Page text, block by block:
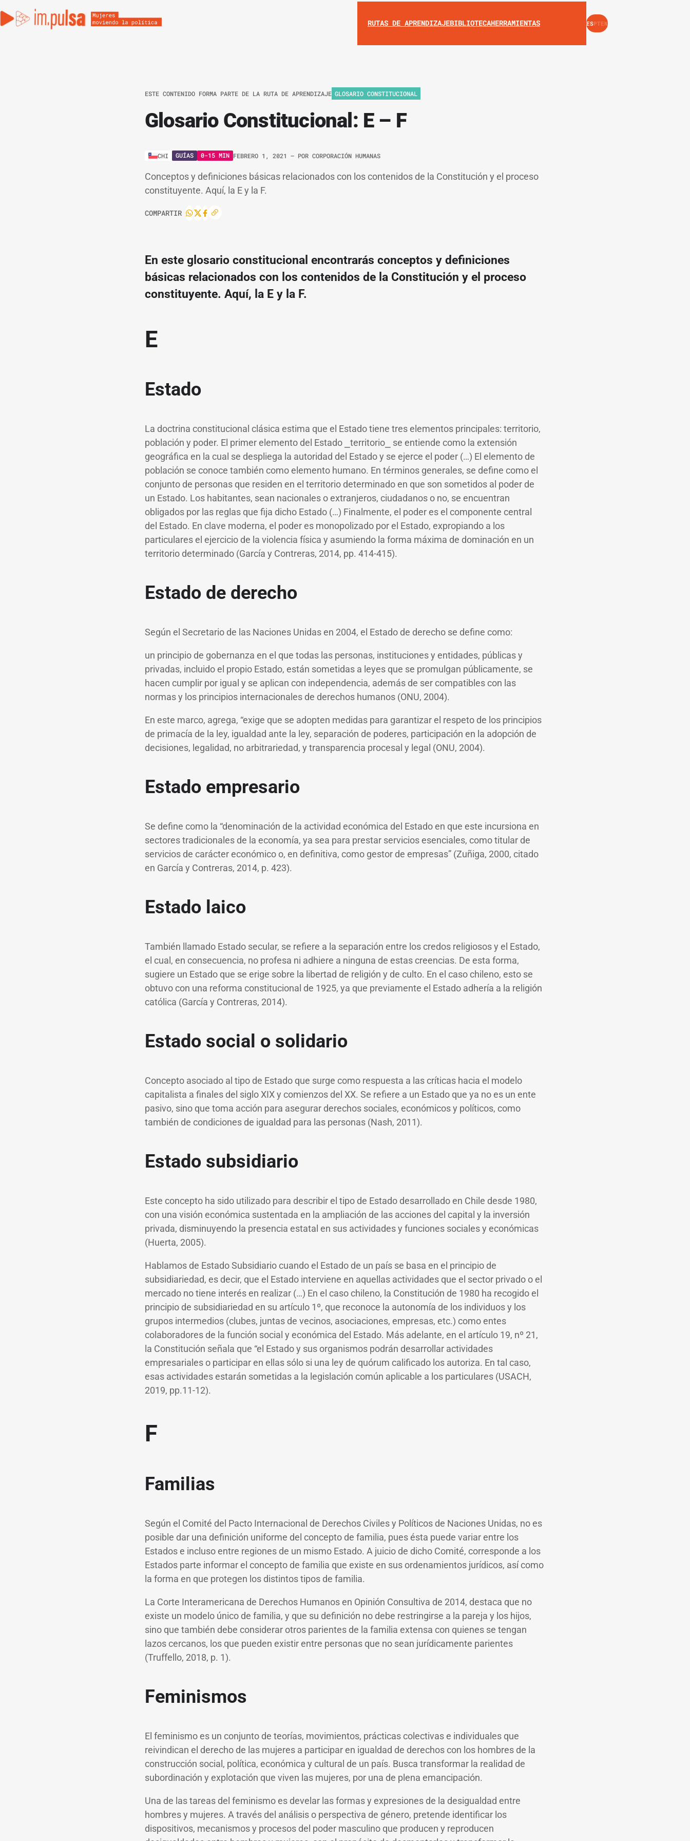
RUTAS DE APRENDIZAJEBIBLIOTECAHERRAMIENTAS INSTAGRAM
YOUTUBE
ESPTEN
ESTE CONTENIDO FORMA PARTE DE LA RUTA DE APRENDIZAJE GLOSARIO CONSTITUCIONAL
Glosario Constitucional: E – F
CHI GUÍAS 0-15 MIN FEBRERO 1, 2021 – POR CORPORACIÓN HUMANAS
Conceptos y definiciones básicas relacionados con los contenidos de la Constitución y el proceso
constituyente. Aquí, la E y la F.
COMPARTIR
En este glosario constitucional encontrarás conceptos y definiciones
básicas relacionados con los contenidos de la Constitución y el proceso
constituyente. Aquí, la E y la F.
E
Estado
La doctrina constitucional clásica estima que el Estado tiene tres elementos principales: territorio,
población y poder. El primer elemento del Estado
territorio
se entiende como la extensión
geográfica en la cual se despliega la autoridad del Estado y se ejerce el poder (…) El elemento de
población se conoce también como elemento humano. En términos generales, se define como el
conjunto de personas que residen en el territorio determinado en que son sometidos al poder de
un Estado. Los habitantes, sean nacionales o extranjeros, ciudadanos o no, se encuentran
obligados por las reglas que fija dicho Estado (…) Finalmente, el poder es el componente central
del Estado. En clave moderna, el poder es monopolizado por el Estado, expropiando a los
particulares el ejercicio de la violencia física y asumiendo la forma máxima de dominación en un
territorio determinado (García y Contreras, 2014, pp. 414-415).
Estado de derecho
Según el Secretario de las Naciones Unidas en 2004, el Estado de derecho se define como:
un principio de gobernanza en el que todas las personas, instituciones y entidades, públicas y
privadas, incluido el propio Estado, están sometidas a leyes que se promulgan públicamente, se
hacen cumplir por igual y se aplican con independencia, además de ser compatibles con las
normas y los principios internacionales de derechos humanos (ONU, 2004).
En este marco, agrega, “exige que se adopten medidas para garantizar el respeto de los principios
de primacía de la ley, igualdad ante la ley, separación de poderes, participación en la adopción de
decisiones, legalidad, no arbitrariedad, y transparencia procesal y legal (ONU, 2004).
Estado empresario
Se define como la “denominación de la actividad económica del Estado en que este incursiona en
sectores tradicionales de la economía, ya sea para prestar servicios esenciales, como titular de
servicios de carácter económico o, en definitiva, como gestor de empresas” (Zuñiga, 2000, citado
en García y Contreras, 2014, p. 423).
Estado laico
También llamado Estado secular, se refiere a la separación entre los credos religiosos y el Estado,
el cual, en consecuencia, no profesa ni adhiere a ninguna de estas creencias. De esta forma,
sugiere un Estado que se erige sobre la libertad de religión y de culto. En el caso chileno, esto se
obtuvo con una reforma constitucional de 1925, ya que previamente el Estado adhería a la religión
católica (García y Contreras, 2014).
Estado social o solidario
Concepto asociado al tipo de Estado que surge como respuesta a las críticas hacia el modelo
capitalista a finales del siglo XIX y comienzos del XX. Se refiere a un Estado que ya no es un ente
pasivo, sino que toma acción para asegurar derechos sociales, económicos y políticos, como
también de condiciones de igualdad para las personas (Nash, 2011).
Estado subsidiario
Este concepto ha sido utilizado para describir el tipo de Estado desarrollado en Chile desde 1980,
con una visión económica sustentada en la ampliación de las acciones del capital y la inversión
privada, disminuyendo la presencia estatal en sus actividades y funciones sociales y económicas
(Huerta, 2005).
Hablamos de Estado Subsidiario cuando el Estado de un país se basa en el principio de
subsidiariedad, es decir, que el Estado interviene en aquellas actividades que el sector privado o el
mercado no tiene interés en realizar (…) En el caso chileno, la Constitución de 1980 ha recogido el
principio de subsidiariedad en su artículo 1º, que reconoce la autonomía de los individuos y los
grupos intermedios (clubes, juntas de vecinos, asociaciones, empresas, etc.) como entes
colaboradores de la función social y económica del Estado. Más adelante, en el artículo 19, nº 21,
la Constitución señala que “el Estado y sus organismos podrán desarrollar actividades
empresariales o participar en ellas sólo si una ley de quórum calificado los autoriza. En tal caso,
esas actividades estarán sometidas a la legislación común aplicable a los particulares (USACH,
2019, pp.11-12).
F
Familias
Según el Comité del Pacto Internacional de Derechos Civiles y Políticos de Naciones Unidas, no es
posible dar una definición uniforme del concepto de familia, pues ésta puede variar entre los
Estados e incluso entre regiones de un mismo Estado. A juicio de dicho Comité, corresponde a los
Estados parte informar el concepto de familia que existe en sus ordenamientos jurídicos, así como
la forma en que protegen los distintos tipos de familia.
La Corte Interamericana de Derechos Humanos en Opinión Consultiva de 2014, destaca que no
existe un modelo único de familia, y que su definición no debe restringirse a la pareja y los hijos,
sino que también debe considerar otros parientes de la familia extensa con quienes se tengan
lazos cercanos, los que pueden existir entre personas que no sean jurídicamente parientes
(Truffello, 2018, p. 1).
Feminismos
El feminismo es un conjunto de teorías, movimientos, prácticas colectivas e individuales que
reivindican el derecho de las mujeres a participar en igualdad de derechos con los hombres de la
construcción social, política, económica y cultural de un país. Busca transformar la realidad de
subordinación y explotación que viven las mujeres, por una de plena emancipación.
Una de las tareas del feminismo es develar las formas y expresiones de la desigualdad entre
hombres y mujeres. A través del análisis o perspectiva de género, pretende identificar los
dispositivos, mecanismos y procesos del poder masculino que producen y reproducen